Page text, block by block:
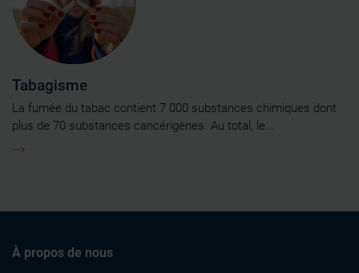
Tabagisme
La fumée du tabac contient 7 000 substances chimiques dont
plus de 70 substances cancérigènes. Au total, le...
À propos de nous